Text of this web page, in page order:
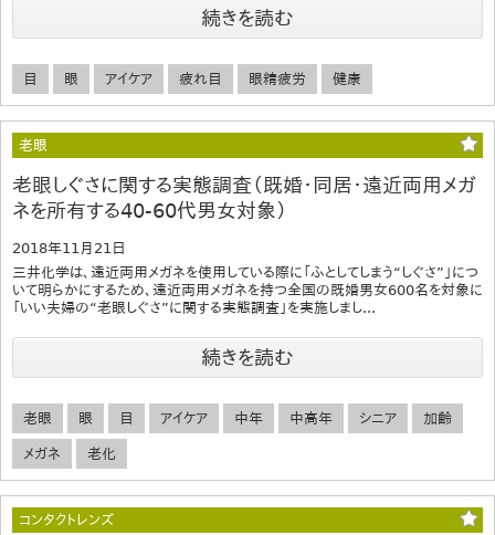
続きを読む
目 眼 アイケア 疲れ目 眼精疲労 健康
老眼
老眼しぐさに関する実態調査（既婚・同居・遠近両用メガ
ネを所有する40‐60代男女対象）
2018年11月21日
三井化学は、遠近両用メガネを使用している際に「ふとしてしまう“しぐさ”」につ
いて明らかにするため、遠近両用メガネを持つ全国の既婚男女600名を対象に
「いい夫婦の“老眼しぐさ”に関する実態調査」を実施しまし...
続きを読む
老眼 眼 目 アイケア 中年 中高年 シニア 加齢
メガネ 老化
コンタクトレンズ